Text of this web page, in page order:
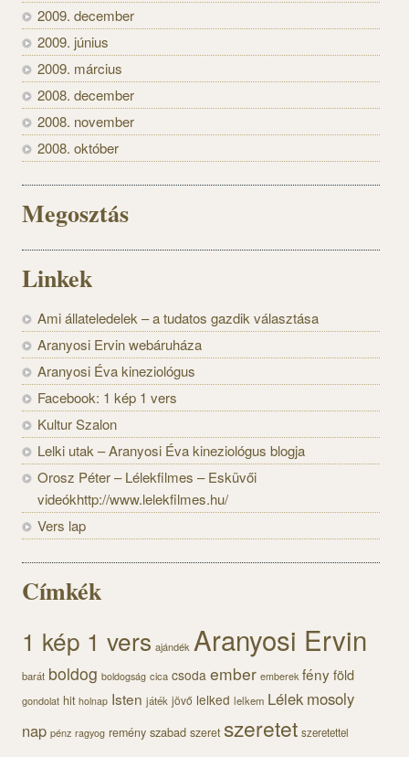
2009. december
2009. június
2009. március
2008. december
2008. november
2008. október
Megosztás
Linkek
Ami állateledelek – a tudatos gazdik választása
Aranyosi Ervin webáruháza
Aranyosi Éva kineziológus
Facebook: 1 kép 1 vers
Kultur Szalon
Lelki utak – Aranyosi Éva kineziológus blogja
Orosz Péter – Lélekfilmes – Esküvői
videókhttp://www.lelekfilmes.hu/
Vers lap
Címkék
1 kép 1 vers ajándék Aranyosi Ervin
barát boldog boldogság cica csoda ember emberek fényföld
gondolat hit holnap Isten játék jövő lelked lelkem Lélek mosoly
nap pénz ragyog remény szabad szeret szeretet szeretettel